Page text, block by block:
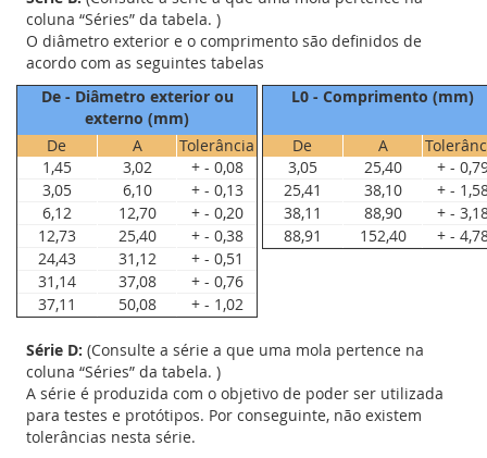
coluna “Séries” da tabela. )
O diâmetro exterior e o comprimento são definidos de
acordo com as seguintes tabelas
De - Diâmetro exterior ou
externo (mm)
De
A
Tolerância
1,45
3,02
+ - 0,08
3,05
6,10
+ - 0,13
6,12
12,70
+ - 0,20
12,73
25,40
+ - 0,38
24,43
31,12
+ - 0,51
31,14
37,08
+ - 0,76
37,11
50,08 + - 1,02
L0 - Comprimento (mm)
De A
3,05
25,40
+ -
25,41
38,10
+ -
38,11
88,90
+ -
88,91
152,40 + -
Série D: (Consulte a série a que uma mola pertence na
coluna “Séries” da tabela. )
A série é produzida com o objetivo de poder ser utilizada
para testes e protótipos. Por conseguinte, não existem
tolerâncias nesta série.